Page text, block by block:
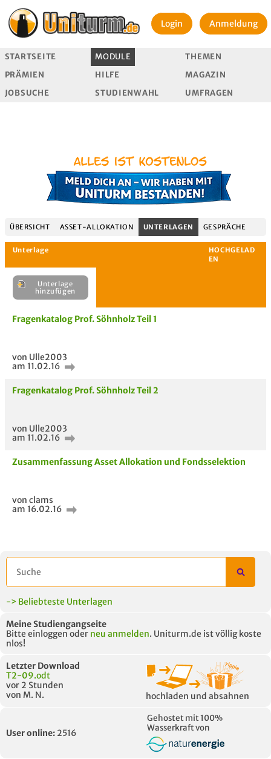
Login Anmeldung
STARTSEITE MODULE
THEMEN
PRÄMIEN
HILFE
MAGAZIN
JOBSUCHE
STUDIENWAHL UMFRAGEN
ÜBERSICHT ASSET-ALLOKATION UNTERLAGEN GESPRÄCHE
Unterlage
Unterlage
hinzufügen
Fragenkatalog Prof. Söhnholz Teil 1
von Ulle2003
am 11.02.16
Fragenkatalog Prof. Söhnholz Teil 2
von Ulle2003
am 11.02.16
Zusammenfassung Asset Allokation und Fondsselektion
von clams
am 16.02.16
-> Beliebteste Unterlagen
Meine Studiengangseite
Bitte einloggen oder neu anmelden. Uniturm.de ist völlig koste
nlos!
Letzter Download
T2-09.odt
vor 2 Stunden
von M. N.
hochladen und absahnen
User online: 2516
Gehostet mit 100%
Wasserkraft von